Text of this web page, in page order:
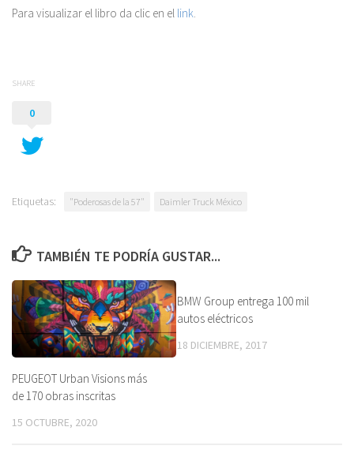
Para visualizar el libro da clic en el link.
SHARE
0
Etiquetas: "Poderosas de la 57" Daimler Truck México
TAMBIÉN TE PODRÍA GUSTAR...
PEUGEOT Urban Visions más
de 170 obras inscritas
15 OCTUBRE, 2020
BMW Group entrega 100 mil
autos eléctricos
18 DICIEMBRE, 2017